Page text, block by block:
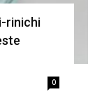
rinichi
0